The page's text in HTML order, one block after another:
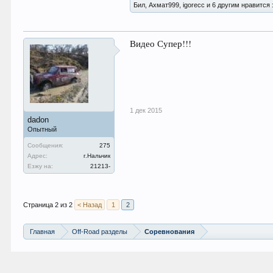
Бил, Ахмат999, igorecc и 6 другим нравится
dadon
Опытный
Сообщения:
275
Адрес:
г.Нальчик
Езжу на:
21213-
Видео Супер!!!
1 дек 2015
Страница 2 из 2 < Назад 1 2
Главная Off-Road разделы Соревнования